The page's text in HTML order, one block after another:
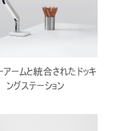
アームと統合されたドッキ
ングステーション